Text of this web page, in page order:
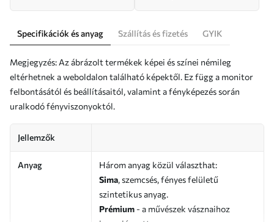
Specifikációk és anyag Szállítás és fizetés GYIK
Megjegyzés: Az ábrázolt termékek képei és színei némileg
eltérhetnek a weboldalon található képektől. Ez függ a monitor
felbontásától és beállításaitól, valamint a fényképezés során
uralkodó fényviszonyoktól.
Jellemzők
Anyag
Három anyag közül választhat:
Sima, szemcsés, fényes felületű
szintetikus anyag.
Prémium - a művészek vásznaihoz